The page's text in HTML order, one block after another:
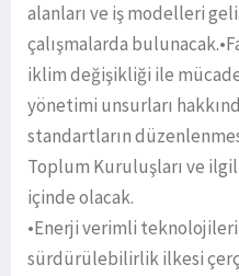
alanları ve iş modelleri
çalışmalarda
iklim değişikliği ile
yönetimi unsurları
standartların
Toplum Kuruluşları ve
içinde olacak.
•Enerji verimli
sürdürülebilirlik ilkesi